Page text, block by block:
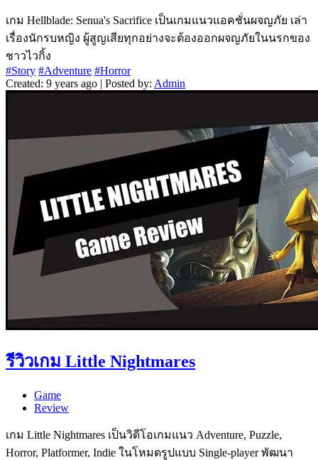
เกม Hellblade: Senua's Sacrifice เป็นเกมแนวแอคชั่นผจญภัย เล่า
เรื่องนักรบหญิง ผู้สูญเสียทุกอย่างจะต้องออกผจญภัยในนรกของ
ชาวไวกิ้ง
#Story #Adventure #Horror
Created: 9 years ago | Posted by: Admin
รีวิวเกม Little Nightmares
Game
Review
เกม Little Nightmares เป็นวิดีโอเกมแนว Adventure, Puzzle,
Horror, Platformer, Indie ในโหมดรูปแบบ Single-player พัฒนา